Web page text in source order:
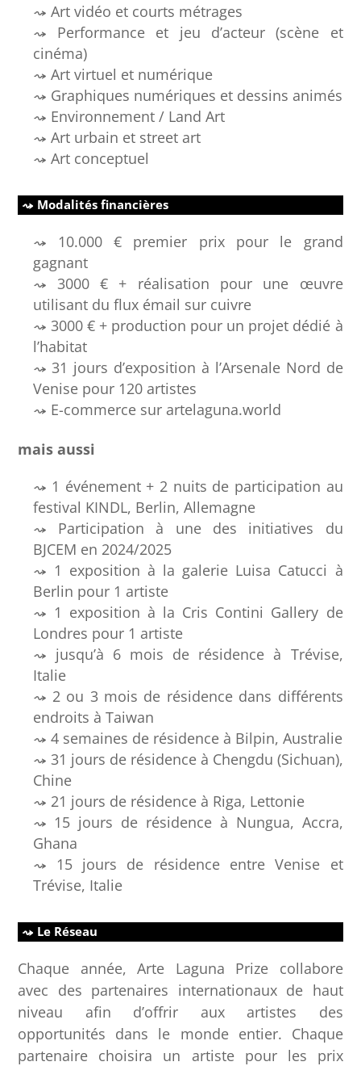
Art vidéo et courts métrages
Performance et jeu d’acteur (scène et
cinéma)
Art virtuel et numérique
Graphiques numériques et dessins animés
Environnement / Land Art
Art urbain et street art
Art conceptuel
Modalités financières
10.000 € premier prix pour le grand
gagnant
3000 € + réalisation pour une œuvre
utilisant du flux émail sur cuivre
3000 € + production pour un projet dédié à
l’habitat
31 jours d’exposition à l’Arsenale Nord de
Venise pour 120 artistes
E-commerce sur artelaguna.world
mais aussi
1 événement + 2 nuits de participation au
festival KINDL, Berlin, Allemagne
Participation à une des initiatives du
BJCEM en 2024/2025
1 exposition à la galerie Luisa Catucci à
Berlin pour 1 artiste
1 exposition à la Cris Contini Gallery de
Londres pour 1 artiste
jusqu’à 6 mois de résidence à Trévise,
Italie
2 ou 3 mois de résidence dans différents
endroits à Taiwan
4 semaines de résidence à Bilpin, Australie
31 jours de résidence à Chengdu (Sichuan),
Chine
21 jours de résidence à Riga, Lettonie
15 jours de résidence à Nungua, Accra,
Ghana
15 jours de résidence entre Venise et
Trévise, Italie
Le Réseau
Chaque année, Arte Laguna Prize collabore
avec des partenaires internationaux de haut
niveau afin d’offrir aux artistes des
opportunités dans le monde entier. Chaque
partenaire choisira un artiste pour les prix